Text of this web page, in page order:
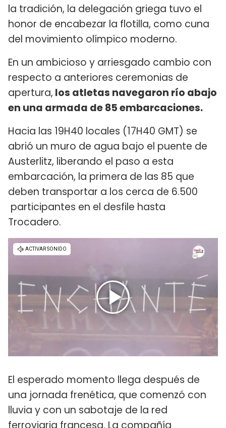
la tradición, la delegación griega tuvo el
honor de encabezar la flotilla, como cuna
del movimiento olímpico moderno.
En un ambicioso y arriesgado cambio con
respecto a anteriores ceremonias de
apertura, los atletas navegaron río abajo
en una armada de 85 embarcaciones.
Hacia las 19H40 locales (17H40 GMT) se
abrió un muro de agua bajo el puente de
Austerlitz, liberando el paso a esta
embarcación, la primera de las 85 que
deben transportar a los cerca de 6.500
participantes en el desfile hasta
Trocadero.
El esperado momento llega después de
una jornada frenética, que comenzó con
lluvia y con un sabotaje de la red